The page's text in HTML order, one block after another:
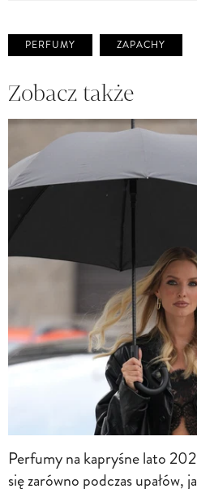
PERFUMY ZAPACHY
Zobacz także
Perfumy na kapryśne lato
się zarówno podczas upałów,